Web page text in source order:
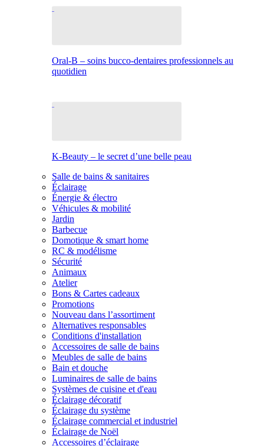
Oral-B – soins bucco-dentaires professionnels au
quotidien
K-Beauty – le secret d’une belle peau
Salle de bains & sanitaires
Éclairage
Énergie & électro
Véhicules & mobilité
Jardin
Barbecue
Domotique & smart home
RC & modélisme
Sécurité
Animaux
Atelier
Bons & Cartes cadeaux
Promotions
Nouveau dans l’assortiment
Alternatives responsables
Conditions d'installation
Accessoires de salle de bains
Meubles de salle de bains
Bain et douche
Luminaires de salle de bains
Systèmes de cuisine et d'eau
Éclairage décoratif
Éclairage du système
Éclairage commercial et industriel
Éclairage de Noël
Accessoires d’éclairage